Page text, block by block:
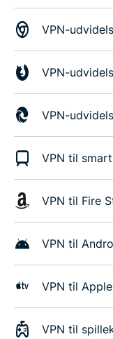
VPN-
VPN-
VPN-
VPN til
VPN til Fire
VPN til
VPN til
VPN til